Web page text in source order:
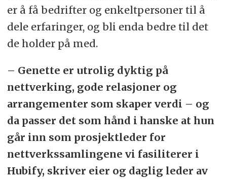
er å få bedrifter og enkeltpersoner til å
dele erfaringer, og bli enda bedre til det
de holder på med.
– Genette er utrolig dyktig på
nettverking, gode relasjoner og
arrangementer som skaper verdi – og
da passer det som hånd i hanske at hun
går inn som prosjektleder for
nettverkssamlingene vi fasiliterer i
Hubify, skriver eier og daglig leder av